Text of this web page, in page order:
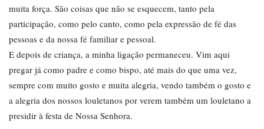
muita força. São coisas que não se esquecem, tanto pela
participação, como pelo canto, como pela expressão de fé das
pessoas e da nossa fé familiar e pessoal.
E depois de criança, a minha ligação permaneceu. Vim aqui
pregar já como padre e como bispo, até mais do que uma vez,
sempre com muito gosto e muita alegria, vendo também o gosto e
a alegria dos nossos louletanos por verem também um louletano a
presidir à festa de Nossa Senhora.